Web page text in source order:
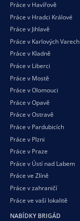
Práce v Havířově
Práce v Hradci Králové
Práce v Jihlavě
Práce v Karlových Varech
Práce v Kladně
Práce v Liberci
Práce v Mostě
Práce v Olomouci
Práce v Opavě
Práce v Ostravě
Práce v Pardubicích
Práce v Plzni
Práce v Praze
Práce v Ústí nad Labem
Práce ve Zlíně
Práce v zahraničí
Práce ve vaší lokalitě
NABÍDKY BRIGÁD